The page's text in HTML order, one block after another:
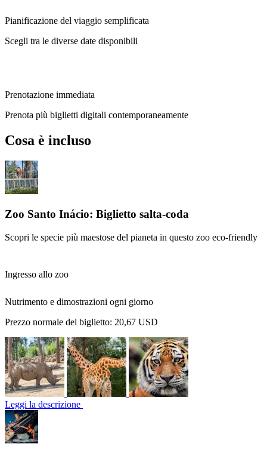
Pianificazione del viaggio semplificata
Scegli tra le diverse date disponibili
Prenotazione immediata
Prenota più biglietti digitali contemporaneamente
Cosa è incluso
Zoo Santo Inácio: Biglietto salta-coda
Scopri le specie più maestose del pianeta in questo zoo eco-friendly
Ingresso allo zoo
Nutrimento e dimostrazioni ogni giorno
Prezzo normale del biglietto: 20,67 USD
Leggi la descrizione